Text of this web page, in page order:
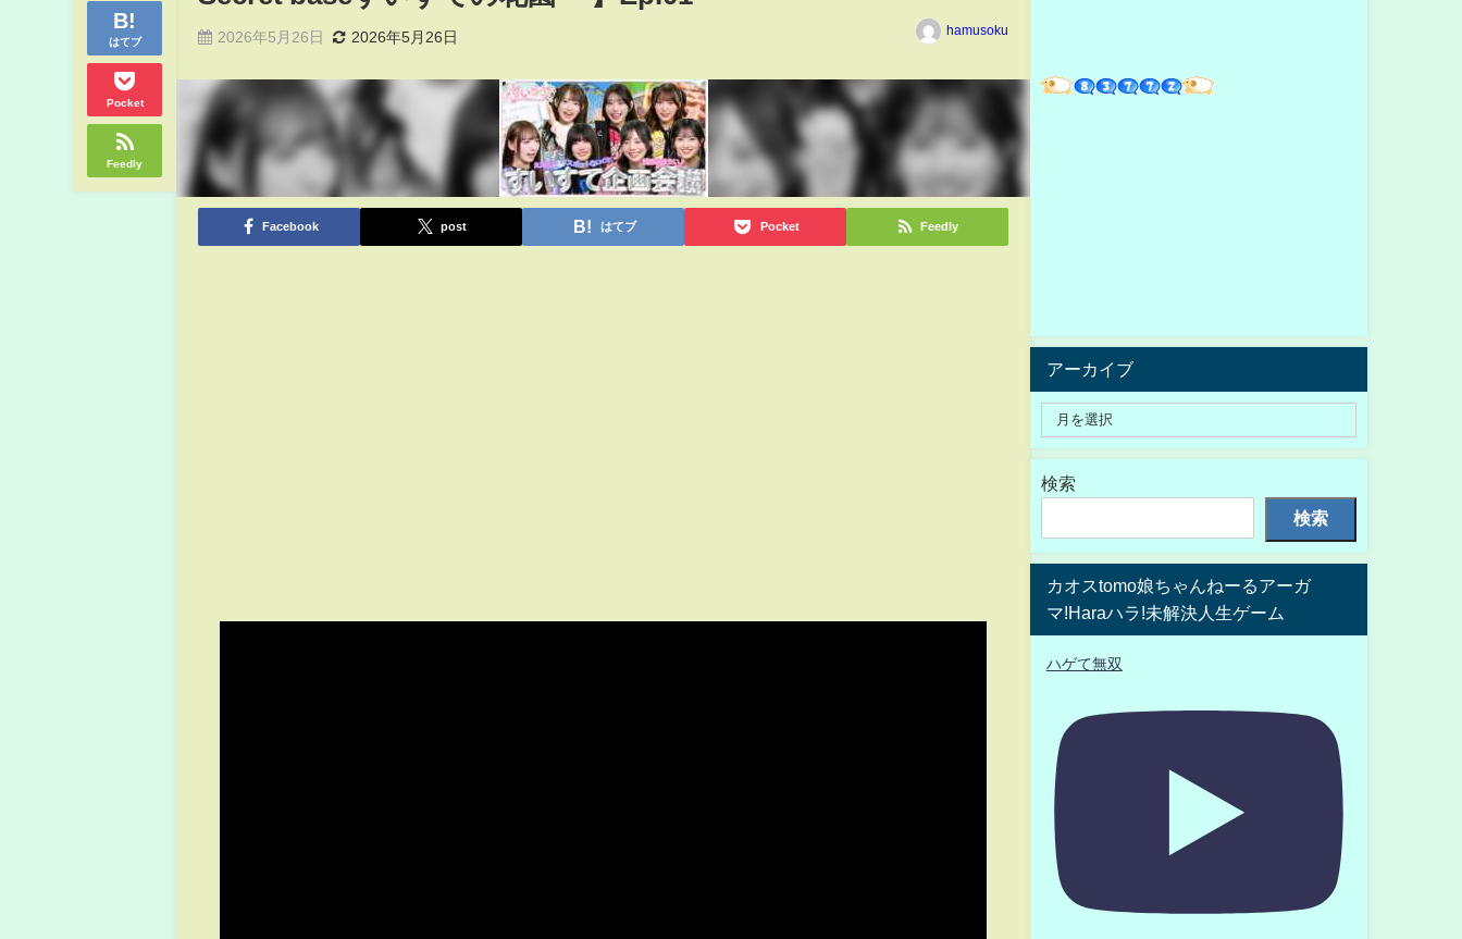
はてブ
Pocket
Feedly
2026年5月26日 2026年5月26日 hamusoku
Facebook post はてブ Pocket Feedly
アーカイブ
検索
検索
カオスtomo娘ちゃんねーるアーガ
マ!Haraハラ!未解決人生ゲーム
ハゲて無双